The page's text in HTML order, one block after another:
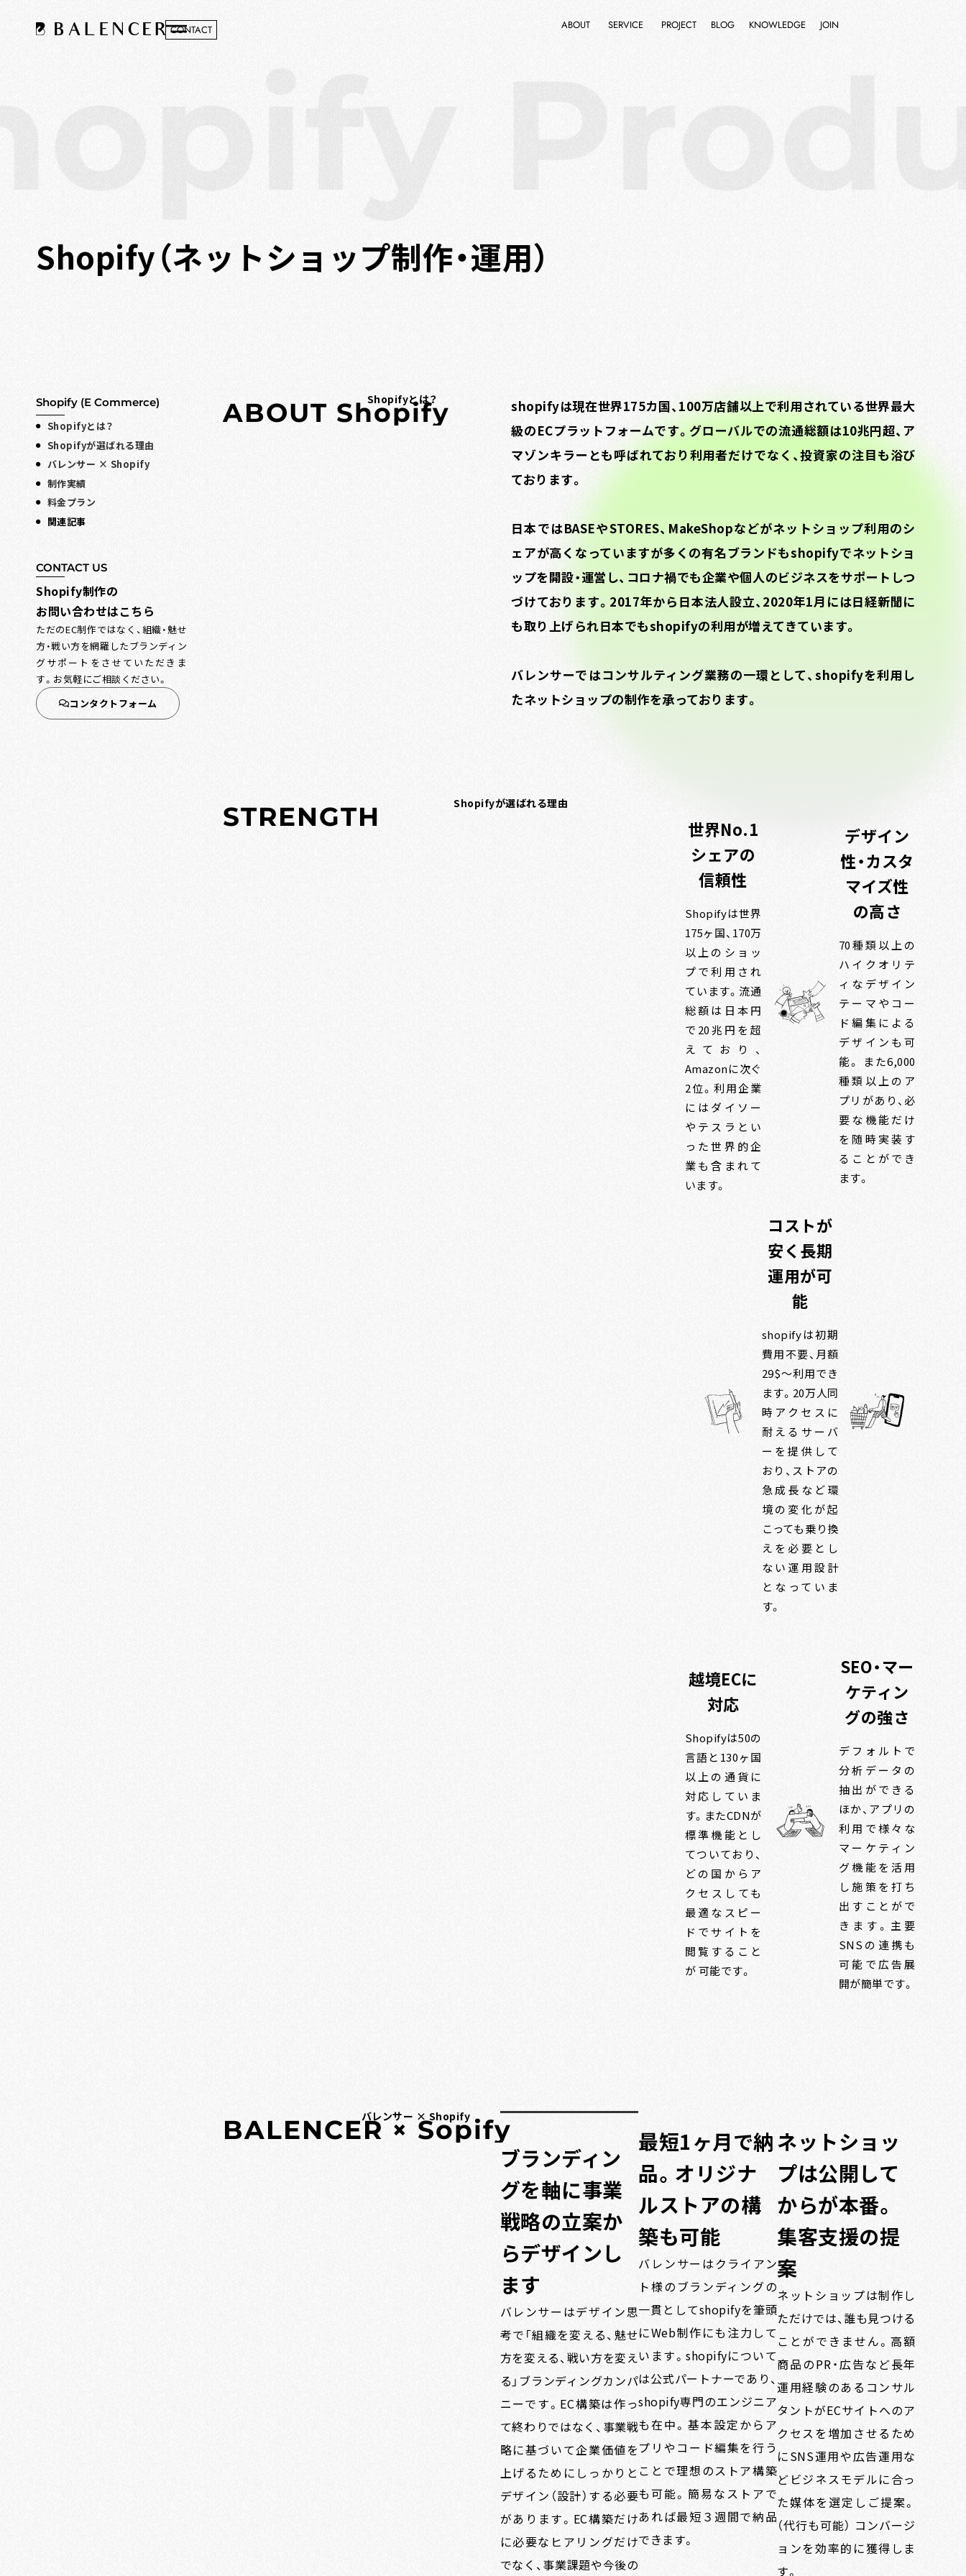
ABOUT SERVICE PROJECT BLOG KNOWLEDGE JOIN
CONTACT
Shopify（ネットショップ制作・運用）
Shopify (E Commerce)
Shopifyとは？
Shopifyが選ばれる理由
バレンサー × Shopify
制作実績
料金プラン
関連記事
CONTACT US
Shopify制作の
お問い合わせはこちら
ただのEC制作ではなく、組織・魅せ
方・戦い方を網羅したブランディン
グサポートをさせていただきま
す。お気軽にご相談ください。
コンタクトフォーム
ABOUT Shopify
Shopifyとは？
shopifyは現在世界175カ国、100万店舗以上で利用されている世界最大
級のECプラットフォームです。グローバルでの流通総額は10兆円超、ア
マゾンキラーとも呼ばれており利用者だけでなく、投資家の注目も浴び
ております。
日本ではBASEやSTORES、MakeShopなどがネットショップ利用のシ
ェアが高くなっていますが多くの有名ブランドもshopifyでネットショ
ップを開設・運営し、コロナ禍でも企業や個人のビジネスをサポートしつ
づけております。2017年から日本法人設立、2020年1月には日経新聞に
も取り上げられ日本でもshopifyの利用が増えてきています。
バレンサーではコンサルティング業務の一環として、shopifyを利用し
たネットショップの制作を承っております。
STRENGTH Shopifyが選ばれる理由
世界No.1
シェアの
信頼性
Shopifyは世界
175ヶ国、170万
以上のショッ
プで利用され
ています。流通
総額は日本円
で20兆円を超
えており、
Amazonに次ぐ
2位。利用企業
にはダイソー
やテスラとい
った世界的企
業も含まれて
います。
デザイン
性・カスタ
マイズ性
の高さ
70種類以上の
ハイクオリテ
ィなデザイン
テーマやコー
ド編集による
デザインも可
能。 また6,000
種類以上のア
プリがあり、必
要な機能だけ
を随時実装す
ることができ
ます。
コストが
安く長期
運用が可
能
shopifyは初期
費用不要、月額
29$〜利用でき
ます。20万人同
時アクセスに
耐えるサーバ
ーを提供して
おり、ストアの
急成長など環
境の変化が起
こっても乗り換
えを必要とし
ない運用設計
となっていま
す。
越境ECに
対応
Shopifyは50の
言語と130ヶ国
以上の通貨に
対応していま
す。またCDNが
標準機能とし
てついており、
どの国からア
クセスしても
最適なスピー
ドでサイトを
閲覧すること
が 可能です。
SEO・マー
ケティン
グの強さ
デフォルトで
分析データの
抽出ができる
ほか、アプリの
利用で様々な
マーケティン
グ機能を活用
し施策を打ち
出すことがで
きます。主要
SNSの連携も
可能で広告展
開が簡単です。
BALENCER × Sopify
バレンサー × Shopify
ブランディン
グを軸に事業
戦略の立案か
らデザインし
ます
バレンサーはデザイン思
考で「組織を変える、魅せ
方を変える、戦い方を変え
る」ブランディングカンパ
ニーです。EC構築は作っ
て終わりではなく、事業戦
略に基づいて企業価値を
上げるためにしっかりと
デザイン（設計）する必要
があります。EC構築だけ
に必要なヒアリングだけ
でなく、事業課題や今後の
最短1ヶ月で納
品。オリジナ
ルストアの構
築も可能
バレンサーはクライアン
ト様のブランディングの
一貫としてshopifyを筆頭
にWeb制作にも注力して
います。shopifyについて
は公式パートナーであり、
shopify専門のエンジニア
も在中。基本設定からア
プリやコード編集を行う
ことで理想のストア構築
も可能。簡易なストアで
あれば最短３週間で納品
できます。
ネットショッ
プは公開して
からが本番。
集客支援の提
案
ネットショップは制作し
ただけでは、誰も見つける
ことができません。高額
商品のPR・広告など長年
運用経験のあるコンサル
タントがECサイトへのア
クセスを増加させるため
にSNS運用や広告運用な
どビジネスモデルに合っ
た媒体を選定しご提案。
（代行も可能） コンバージ
ョンを効率的に獲得しま
す。